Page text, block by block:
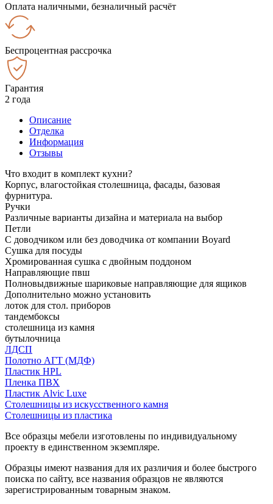
Оплата наличными, безналичный расчёт
Беспроцентная рассрочка
Гарантия
2 года
Описание
Отделка
Информация
Отзывы
Что входит в комплект кухни?
Корпус, влагостойкая столешница, фасады, базовая
фурнитура.
Ручки
Различные варианты дизайна и материала на выбор
Петли
С доводчиком или без доводчика от компании Boyard
Сушка для посуды
Хромированная сушка с двойным поддоном
Направляющие пвш
Полновыдвижные шариковые направляющие для ящиков
Дополнительно можно установить
лоток для стол. приборов
тандембоксы
столешница из камня
бутылочница
ЛДСП
Полотно АГТ (МДФ)
Пластик HPL
Пленка ПВХ
Пластик Alvic Luxe
Столешницы из искусственного камня
Столешницы из пластика
Все образцы мебели изготовлены по индивидуальному
проекту в единственном экземпляре.
Образцы имеют названия для их различия и более быстрого
поиска по сайту, все названия образцов не являются
зарегистрированным товарным знаком.